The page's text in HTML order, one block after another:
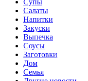
Супы
Салаты
Напитки
Закуски
Выпечка
Соусы
Заготовки
Дом
Семья